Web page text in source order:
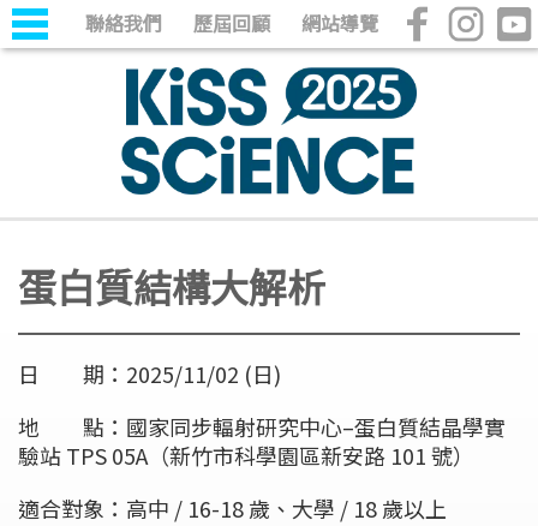
聯絡我們 歷屆回顧 網站導覽
蛋白質結構大解析
日 期：2025/11/02 (日)
地 點：國家同步輻射研究中心–蛋白質結晶學實
驗站 TPS 05A（新竹市科學園區新安路 101 號）
適合對象：高中 / 16-18 歲、大學 / 18 歲以上